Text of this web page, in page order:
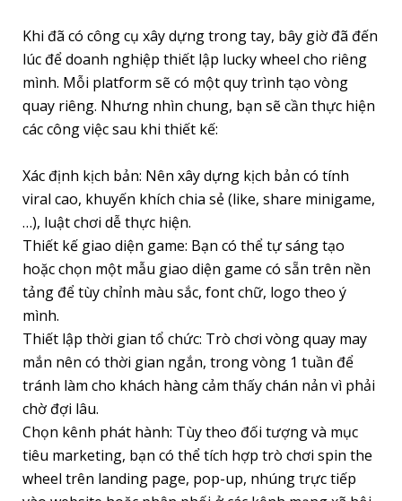
Khi đã có công cụ xây dựng trong tay, bây giờ đã đến
lúc để doanh nghiệp thiết lập lucky wheel cho riêng
mình. Mỗi platform sẽ có một quy trình tạo vòng
quay riêng. Nhưng nhìn chung, bạn sẽ cần thực hiện
các công việc sau khi thiết kế:
Xác định kịch bản: Nên xây dựng kịch bản có tính
viral cao, khuyến khích chia sẻ (like, share minigame,
…), luật chơi dễ thực hiện.
Thiết kế giao diện game: Bạn có thể tự sáng tạo
hoặc chọn một mẫu giao diện game có sẵn trên nền
tảng để tùy chỉnh màu sắc, font chữ, logo theo ý
mình.
Thiết lập thời gian tổ chức: Trò chơi vòng quay may
mắn nên có thời gian ngắn, trong vòng 1 tuần để
tránh làm cho khách hàng cảm thấy chán nản vì phải
chờ đợi lâu.
Chọn kênh phát hành: Tùy theo đối tượng và mục
tiêu marketing, bạn có thể tích hợp trò chơi spin the
wheel trên landing page, pop-up, nhúng trực tiếp